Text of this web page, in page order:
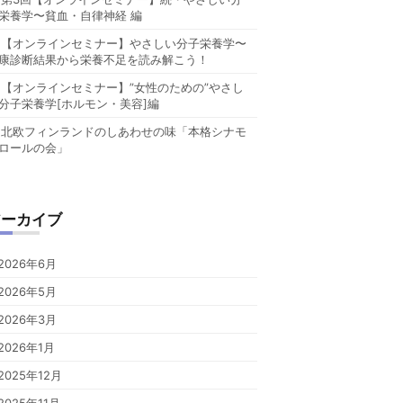
養学〜貧血・自律神経 編
【オンラインセミナー】やさしい分子栄養学〜
診断結果から栄養不足を読み解こう！
【オンラインセミナー】”女性のための”やさし
子栄養学[ホルモン・美容]編
北欧フィンランドのしあわせの味「本格シナモ
ールの会」
カイブ
年6月
年5月
年3月
年1月
年12月